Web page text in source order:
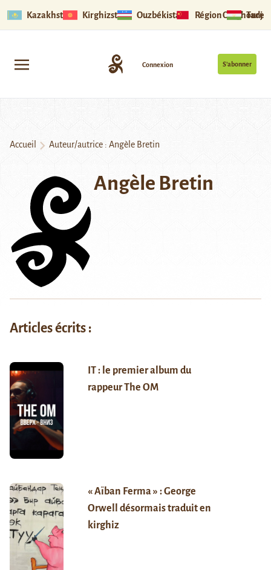
Kazakhstan Kirghizstan Ouzbékistan Région Ouïghoure
S’abonner
Connexion
Accueil Auteur/autrice : Angèle Bretin
Angèle Bretin
Articles écrits :
IT : le premier album du
rappeur The OM
« Aïban Ferma » : George
Orwell désormais traduit en
kirghiz